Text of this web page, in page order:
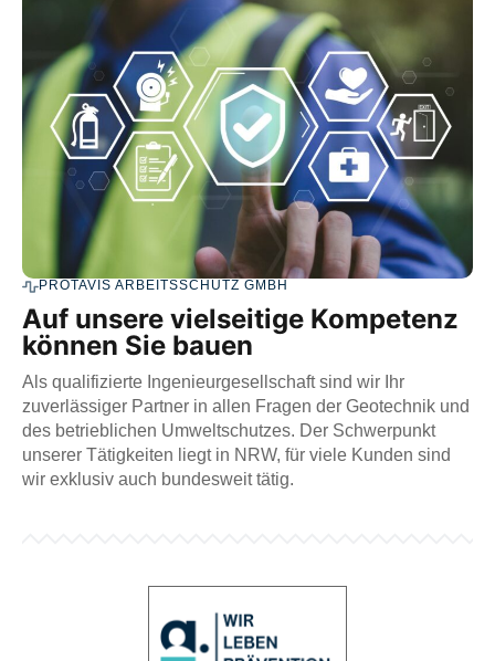
PROTAVIS ARBEITSSCHUTZ GMBH
Auf unsere vielseitige Kompetenz
können Sie bauen
Als qualifizierte Ingenieurgesellschaft sind wir Ihr
zuverlässiger Partner in allen Fragen der Geotechnik und
des betrieblichen Umweltschutzes. Der Schwerpunkt
unserer Tätigkeiten liegt in NRW, für viele Kunden sind
wir exklusiv auch bundesweit tätig.